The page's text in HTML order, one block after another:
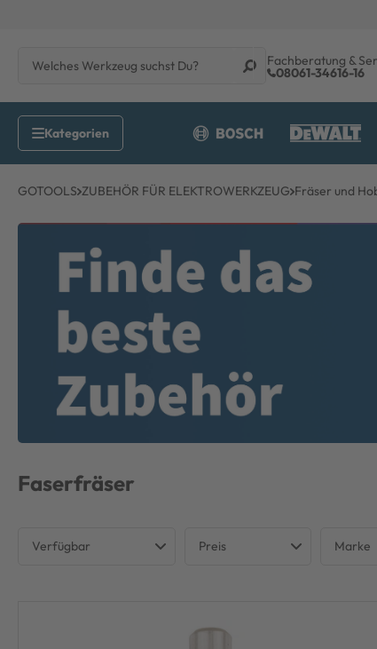
Fachberatung &
08061-34616-16
GOTOOLS ZUBEHÖR FÜR ELEKTROWERKZEUG Fräser und
Faserfräser
Verfügbar Preis Marke